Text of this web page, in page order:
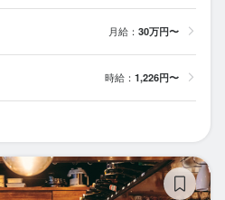
月給： 30万円〜
時給： 1,226円〜